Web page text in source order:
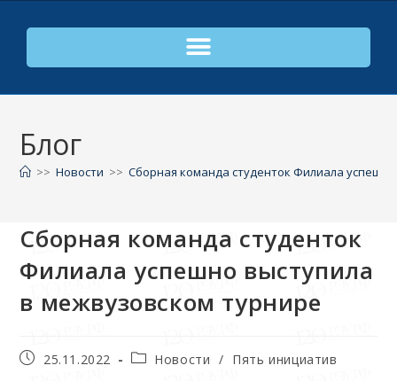
Блог
>> Новости >> Сборная команда студенток Филиала
Сборная команда студенток
Филиала успешно выступила
в межвузовском турнире
25.11.2022 Новости / Пять инициатив